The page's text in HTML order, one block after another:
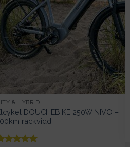
& HYBRID
DOUCHEBIKE 250W NIVO –
räckvidd